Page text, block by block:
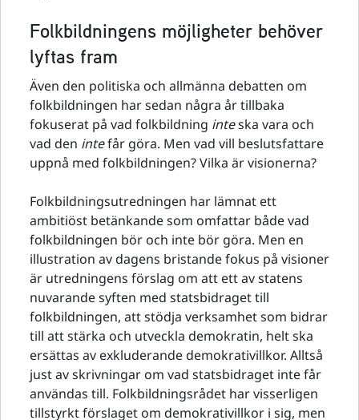
Folkbildningens möjligheter behöver
lyftas fram
Även den politiska och allmänna debatten om
folkbildningen har sedan några år tillbaka
fokuserat på vad folkbildning inteska vara och
vad den intefår göra. Men vad vill beslutsfattare
uppnå med folkbildningen? Vilka är visionerna?
Folkbildningsutredningen har lämnat ett
ambitiöst betänkande som omfattar både vad
folkbildningen bör och inte bör göra. Men en
illustration av dagens bristande fokus på visioner
är utredningens förslag om att ett av statens
nuvarande syften med statsbidraget till
folkbildningen, att stödja verksamhet som bidrar
till att stärka och utveckla demokratin, helt ska
ersättas av exkluderande demokrativillkor. Alltså
just av skrivningar om vad statsbidraget inte får
användas till. Folkbildningsrådet har visserligen
tillstyrkt förslaget om demokrativillkor i sig, men